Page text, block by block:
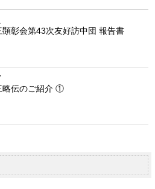
彰会第43次友好訪中団 報告書
伝のご紹介 ①